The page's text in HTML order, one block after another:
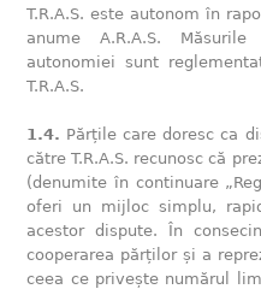
T.R.A.S. este autonom în
anume A.R.A.S.
autonomiei sunt
T.R.A.S.
1.4. Părțile care doresc ca
către T.R.A.S. recunosc că
(denumite în continuare
oferi un mijloc simplu,
acestor dispute. În
cooperarea părților și a
ceea ce privește numărul